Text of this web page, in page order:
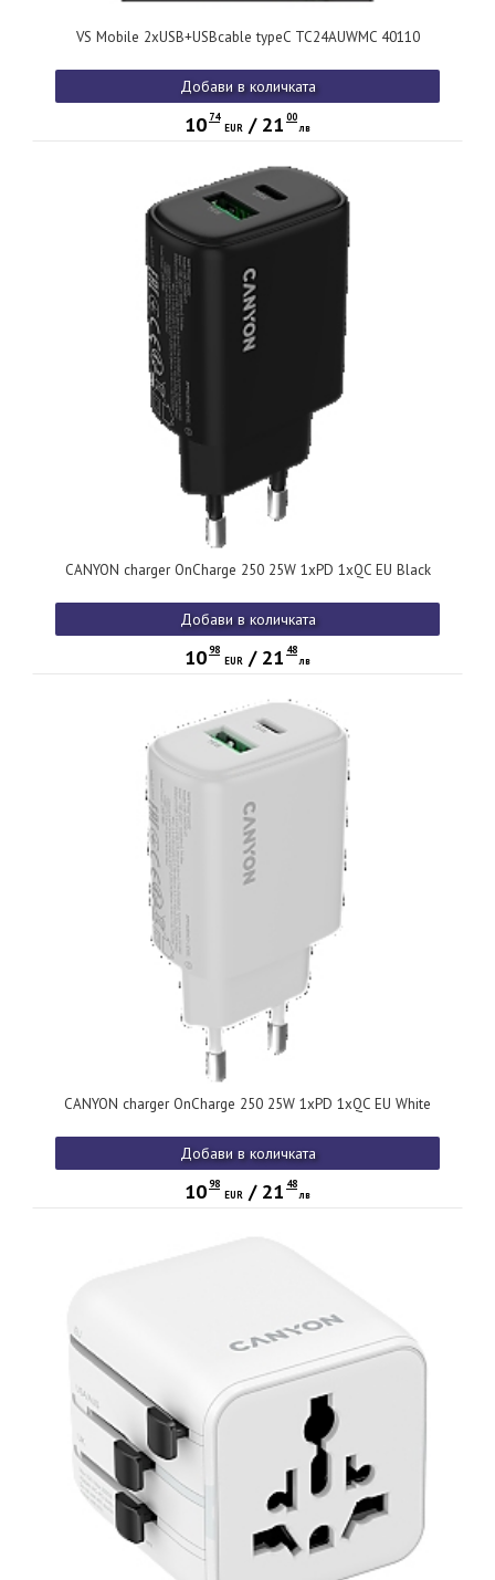
VS Mobile 2xUSB+USBcable typeC TC24AUWMC 40110
Добави в количката
10 74
EUR
/ 21 00
лв
CANYON charger OnCharge 250 25W 1xPD 1xQC EU Black
Добави в количката
1098
EUR / 21 48
лв
CANYON charger OnCharge 250 25W 1xPD 1xQC EU White
Добави в количката
1098
EUR / 21 48
лв